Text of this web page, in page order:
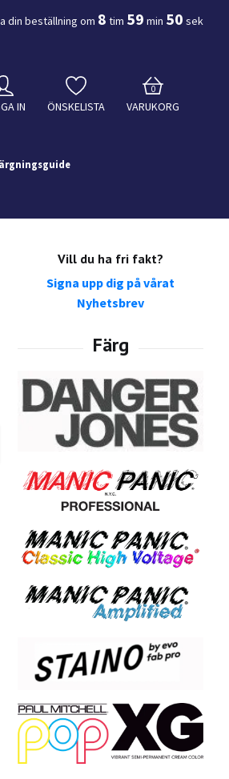
din beställning om 8 tim 59 min 49 sek
IN ÖNSKELISTA
0
VARUKORG
Vill du ha fri fakt?
Signa upp dig på vårat
Nyhetsbrev